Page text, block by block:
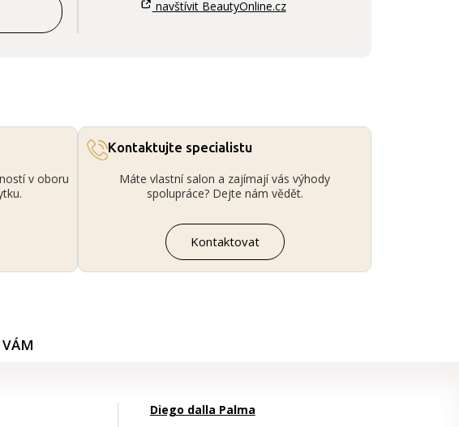
navštívit BeautyOnline.cz
v oboru
Kontaktujte specialistu
Máte vlastní salon a zajímají vás výhody
spolupráce? Dejte nám vědět.
Kontaktovat
Diego dalla Palma